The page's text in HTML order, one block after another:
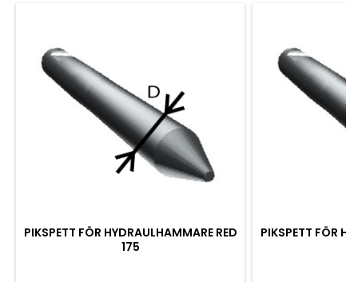
PIKSPETT FÖR HYDRAULHAMMARE RED
175
PIKSPETT FÖR